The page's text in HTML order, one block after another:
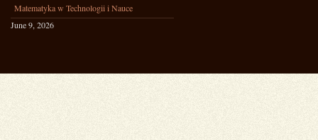
Matematyka w Technologii i Nauce
June 9, 2026